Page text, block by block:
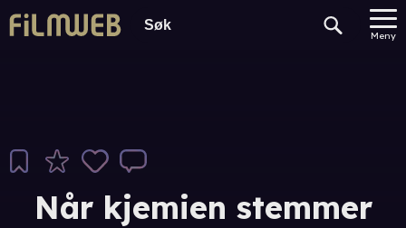
Meny
Når kjemien stemmer